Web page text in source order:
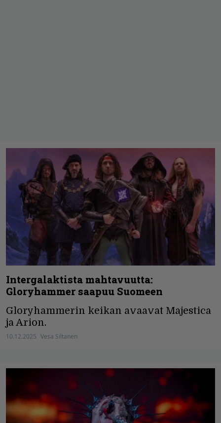
Intergalaktista mahtavuutta:
Gloryhammer saapuu Suomeen
Gloryhammerin keikan avaavat Majestica
ja Arion.
10.12.2025 Vesa Siltanen